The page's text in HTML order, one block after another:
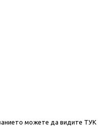
можете да видите ТУК